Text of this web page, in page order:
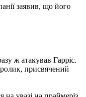
заявив, що його
ж атакував Гарріс.
присвячений